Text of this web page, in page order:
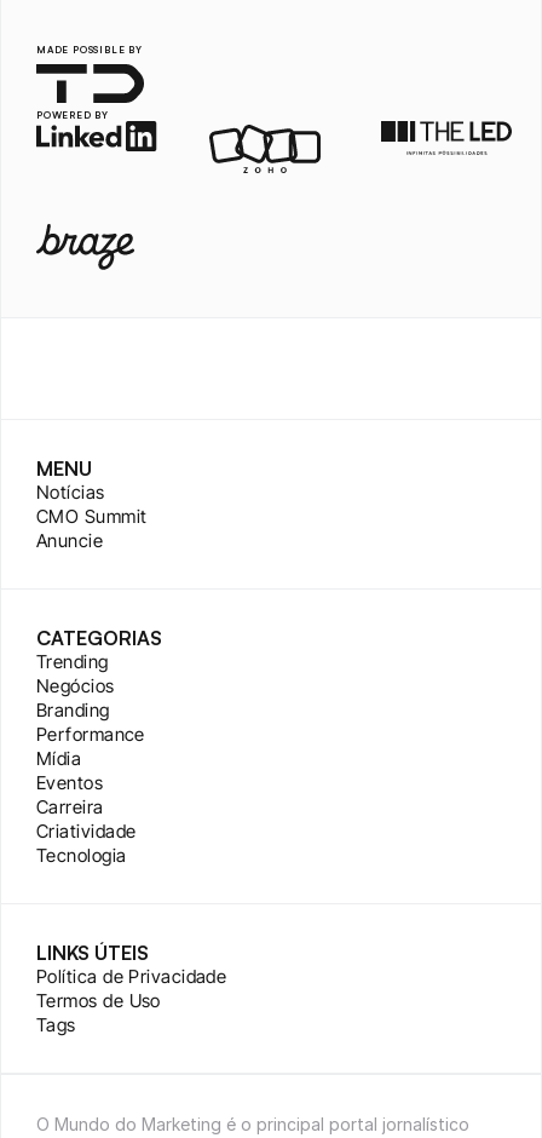
MADE POSSIBLE BY
POWERED BY
MENU
Notícias
CMO Summit
Anuncie
CATEGORIAS
Trending
Negócios
Branding
Performance
Mídia
Eventos
Carreira
Criatividade
Tecnologia
LINKS ÚTEIS
Política de Privacidade
Termos de Uso
Tags
O Mundo do Marketing é o principal portal jornalístico